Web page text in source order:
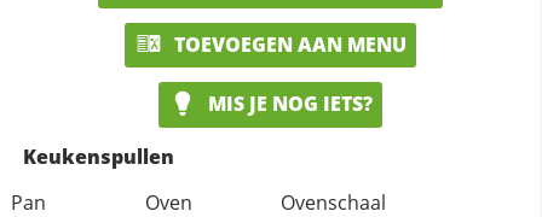
TOEVOEGEN AAN MENU
MIS JE NOG IETS?
Keukenspullen
Pan
Oven Ovenschaal